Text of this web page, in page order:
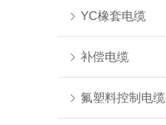
YC橡套电缆
补偿电缆
氟塑料控制电缆